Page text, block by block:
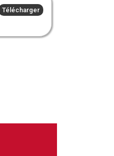
Télécharger